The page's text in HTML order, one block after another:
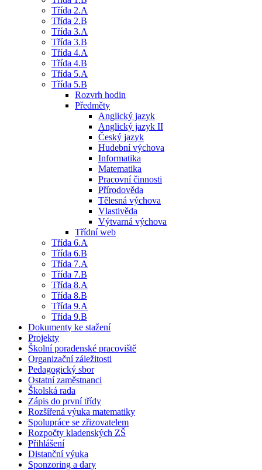
Třída 2.A
Třída 2.B
Třída 3.A
Třída 3.B
Třída 4.A
Třída 4.B
Třída 5.A
Třída 5.B
Rozvrh hodin
Předměty
Anglický jazyk
Anglický jazyk II
Český jazyk
Hudební výchova
Informatika
Matematika
Pracovní činnosti
Přírodověda
Tělesná výchova
Vlastivěda
Výtvarná výchova
Třídní web
Třída 6.A
Třída 6.B
Třída 7.A
Třída 7.B
Třída 8.A
Třída 8.B
Třída 9.A
Třída 9.B
Dokumenty ke stažení
Projekty
Školní poradenské pracoviště
Organizační záležitosti
Pedagogický sbor
Ostatní zaměstnanci
Školská rada
Zápis do první třídy
Rozšířená výuka matematiky
Spolupráce se zřizovatelem
Rozpočty kladenských ZŠ
Přihlášení
Distanční výuka
Sponzoring a dary